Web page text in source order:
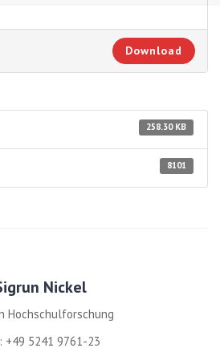
Download
258.30 KB
8101
Nickel
Hochschulforschung
+49 5241 9761-23